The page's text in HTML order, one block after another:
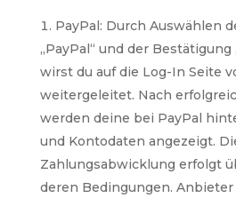
PayPal: Durch Auswählen
„PayPal“ und der Bestätigung
wirst du auf die Log-In Seite
weitergeleitet. Nach
werden deine bei PayPal
und Kontodaten angezeigt.
Zahlungsabwicklung erfolgt
deren Bedingungen.